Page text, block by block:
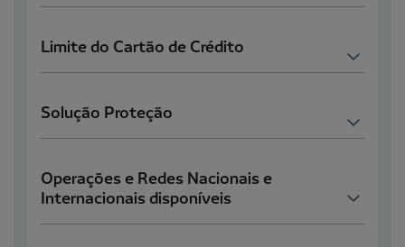
Limite do Cartão de Crédito
Solução Proteção
Operações e Redes Nacionais e
Internacionais disponíveis